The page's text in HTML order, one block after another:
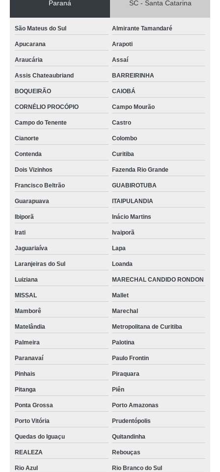
Paraná SC - Santa Catarina
São Mateus do Sul Almirante Tamandaré
Apucarana Arapoti
Araucária Assaí
Assis Chateaubriand BARREIRINHA
BOQUEIRÃO CAIOBÁ
CORNÉLIO PROCÓPIO Campo Mourão
Campo do Tenente Castro
Cianorte Colombo
Contenda Curitiba
Dois Vizinhos Fazenda Rio Grande
Francisco Beltrão GUABIROTUBA
Guarapuava ITAIPULANDIA
Ibiporã Inácio Martins
Irati Ivaiporã
Jaguariaíva Lapa
Laranjeiras do Sul Loanda
Luiziana MARECHAL CANDIDO RONDON
MISSAL Mallet
Mamborê Marechal
Matelândia Metropolitana de Curitiba
Palmeira Palotina
Paranavaí Paulo Frontin
Pinhais Piraquara
Pitanga Piên
Ponta Grossa Porto Amazonas
Porto Vitória Prudentópolis
Quedas do Iguaçu Quitandinha
REALEZA Rebouças
Rio Azul Rio Branco do Sul